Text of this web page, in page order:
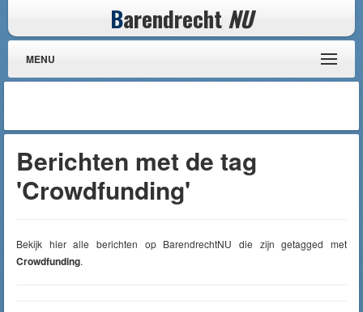
Barendrecht NU
MENU
Berichten met de tag
'Crowdfunding'
Bekijk hier alle berichten op BarendrechtNU die zijn getagged met
Crowdfunding.